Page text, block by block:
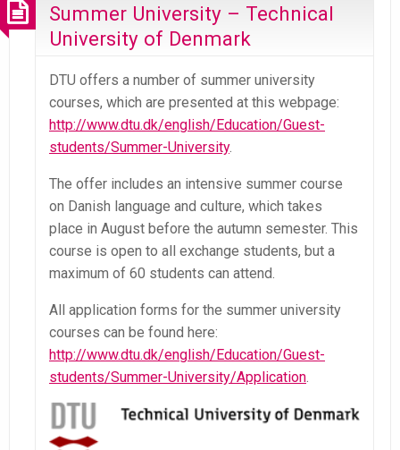
Summer University – Technical
University of Denmark
DTU offers a number of summer university
courses, which are presented at this webpage:
http://www.dtu.dk/english/Education/Guest-
students/Summer-University.
The offer includes an intensive summer course
on Danish language and culture, which takes
place in August before the autumn semester. This
course is open to all exchange students, but a
maximum of 60 students can attend.
All application forms for the summer university
courses can be found here:
http://www.dtu.dk/english/Education/Guest-
students/Summer-University/Application.